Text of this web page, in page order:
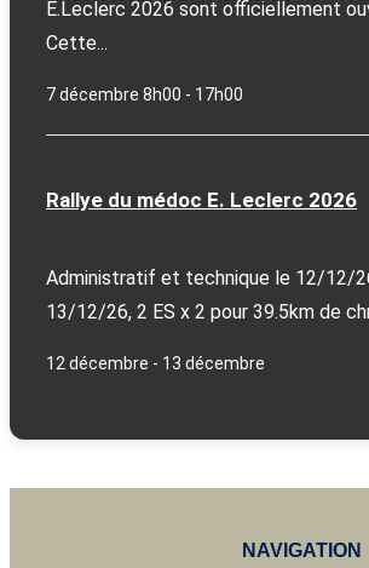
E.Leclerc 2026 sont officiellement
Cette...
7 décembre 8h00 - 17h00
Rallye du médoc E. Leclerc 2026
Administratif et technique le 12/12/
13/12/26, 2 ES x 2 pour 39.5km de
12 décembre - 13 décembre
NAVIGATION